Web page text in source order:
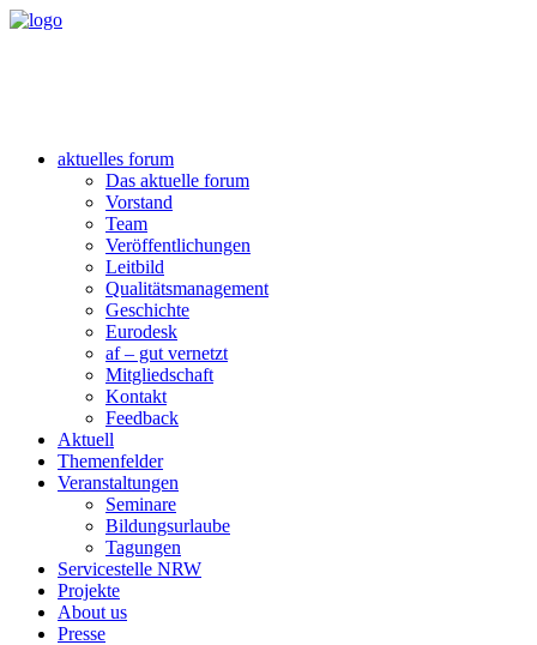
aktuelles forum
Das aktuelle forum
Vorstand
Team
Veröffentlichungen
Leitbild
Qualitätsmanagement
Geschichte
Eurodesk
af – gut vernetzt
Mitgliedschaft
Kontakt
Feedback
Aktuell
Themenfelder
Veranstaltungen
Seminare
Bildungsurlaube
Tagungen
Servicestelle NRW
Projekte
About us
Presse